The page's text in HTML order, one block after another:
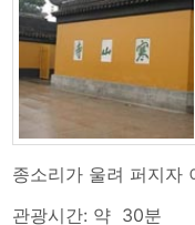
종소리가 울려 퍼지자
관광시간: 약 30분